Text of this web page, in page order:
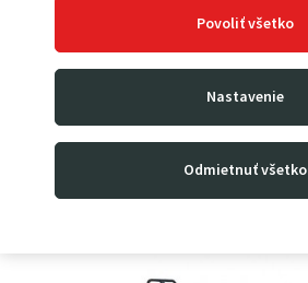
Povoliť všetko
Nastavenie
Odmietnuť všetko
dĺžka vidlíc 1 800 mm
oceľová silne lakovaná konštrukcia
nosnosť 2 000 kg
pokovená hydraulická jednotka
vidlicové i riaditeľné
47